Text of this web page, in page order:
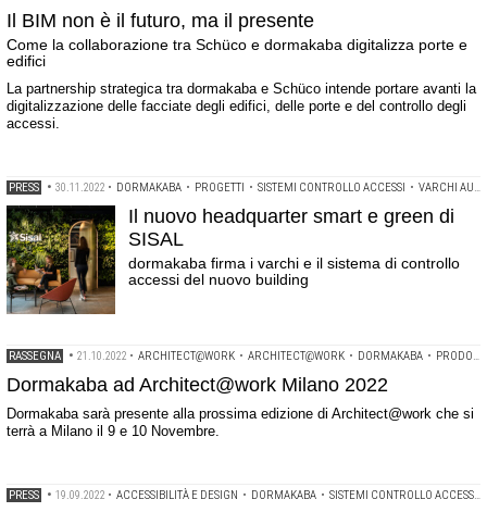
Il BIM non è il futuro, ma il presente
Come la collaborazione tra Schüco e dormakaba digitalizza porte e
edifici
La partnership strategica tra dormakaba e Schüco intende portare avanti la
digitalizzazione delle facciate degli edifici, delle porte e del controllo degli
accessi.
PRESS • 30.11.2022 • DORMAKABA • PROGETTI • SISTEMI CONTROLLO ACCESSI • VARCHI AUTOMATICI
Il nuovo headquarter smart e green di
SISAL
dormakaba firma i varchi e il sistema di controllo
accessi del nuovo building
RASSEGNA • 21.10.2022 • ARCHITECT@WORK • ARCHITECT@WORK • DORMAKABA • PRODOTTI
Dormakaba ad Architect@work Milano 2022
Dormakaba sarà presente alla prossima edizione di Architect@work che si
terrà a Milano il 9 e 10 Novembre.
PRESS • 19.09.2022 • ACCESSIBILITÀ E DESIGN • DORMAKABA • SISTEMI CONTROLLO ACCESSI •